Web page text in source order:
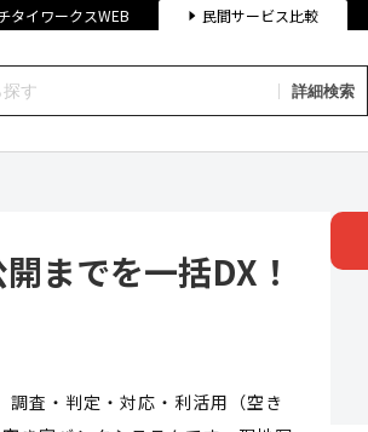
タイワークスWEB 民間サービス比較
詳細検索
までを一括DX！
査・判定・対応・利活用（空き